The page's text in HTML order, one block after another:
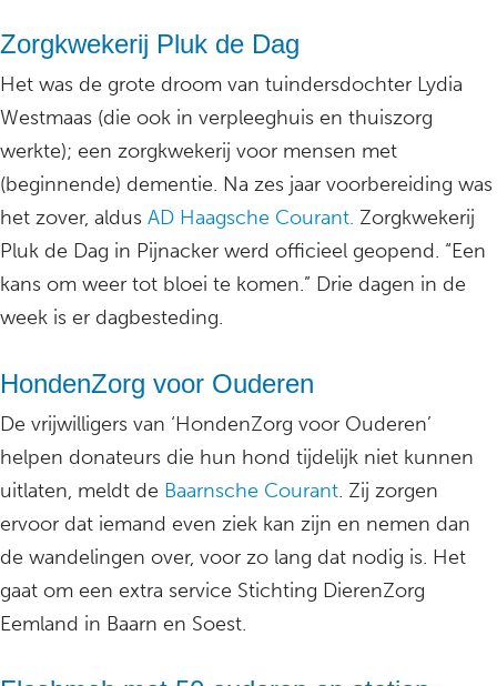
Zorgkwekerij Pluk de Dag
Het was de grote droom van tuindersdochter Lydia
Westmaas (die ook in verpleeghuis en thuiszorg
werkte); een zorgkwekerij voor mensen met
(beginnende) dementie. Na zes jaar voorbereiding was
het zover, aldus AD Haagsche Courant. Zorgkwekerij
Pluk de Dag in Pijnacker werd officieel geopend. “Een
kans om weer tot bloei te komen.” Drie dagen in de
week is er dagbesteding.
HondenZorg voor Ouderen
De vrijwilligers van ‘HondenZorg voor Ouderen’
helpen donateurs die hun hond tijdelijk niet kunnen
uitlaten, meldt de Baarnsche Courant. Zij zorgen
ervoor dat iemand even ziek kan zijn en nemen dan
de wandelingen over, voor zo lang dat nodig is. Het
gaat om een extra service Stichting DierenZorg
Eemland in Baarn en Soest.